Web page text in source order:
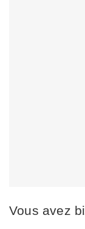
Vous avez